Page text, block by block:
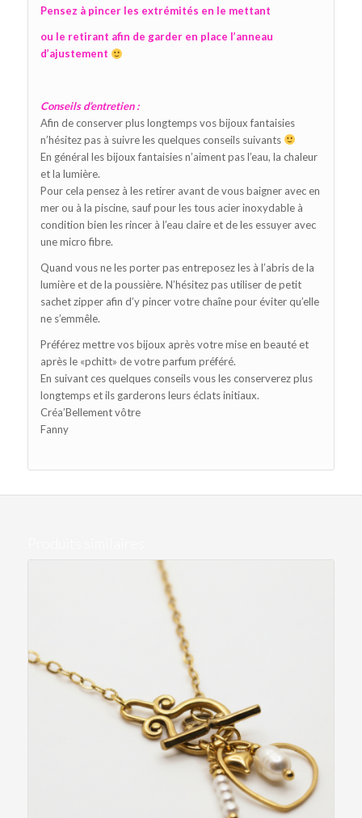
Pensez à pincer les extrémités en le mettant
ou le retirant afin de garder en place l’anneau
d’ajustement
Conseils d’entretien :
Afin de conserver plus longtemps vos bijoux fantaisies
n’hésitez pas à suivre les quelques conseils suivants
En général les bijoux fantaisies n’aiment pas l’eau, la chaleur
et la lumière.
Pour cela pensez à les retirer avant de vous baigner avec en
mer ou à la piscine, sauf pour les tous acier inoxydable à
condition bien les rincer à l’eau claire et de les essuyer avec
une micro fibre.
Quand vous ne les porter pas entreposez les à l’abris de la
lumière et de la poussière. N’hésitez pas utiliser de petit
sachet zipper afin d’y pincer votre chaîne pour éviter qu’elle
ne s’emmêle.
Préférez mettre vos bijoux après votre mise en beauté et
après le «pchitt» de votre parfum préféré.
En suivant ces quelques conseils vous les conserverez plus
longtemps et ils garderons leurs éclats initiaux.
Créa’Bellement vôtre
Fanny